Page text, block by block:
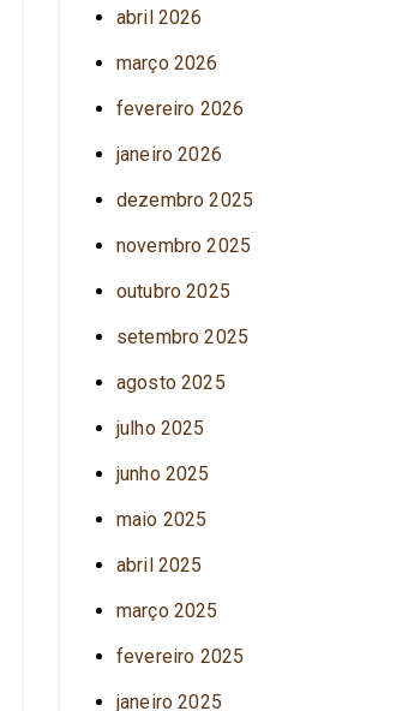
abril 2026
março 2026
fevereiro 2026
janeiro 2026
dezembro 2025
novembro 2025
outubro 2025
setembro 2025
agosto 2025
julho 2025
junho 2025
maio 2025
abril 2025
março 2025
fevereiro 2025
janeiro 2025